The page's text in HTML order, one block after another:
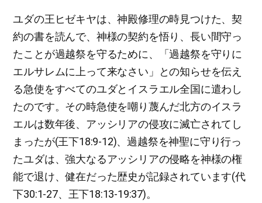
ユダの王ヒゼキヤは、神殿修理の時見つけた、契
約の書を読んで、神様の契約を悟り、長い間守っ
たことが過越祭を守るために、「過越祭を守りに
エルサレムに上って来なさい」との知らせを伝え
る急使をすべてのユダとイスラエル全国に遣わし
たのです。その時急使を嘲り蔑んだ北方のイスラ
エルは数年後、アッシリアの侵攻に滅亡されてし
まったが(王下18:9-12)、過越祭を神聖に守り行っ
たユダは、強大なるアッシリアの侵略を神様の権
能で退け、健在だった歴史が記録されています(代
下30:1-27、王下18:13-19:37)。